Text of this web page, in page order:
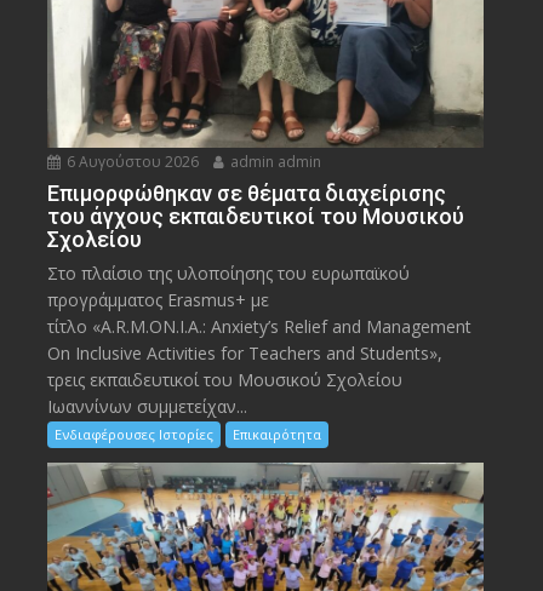
6 Αυγούστου 2026 admin admin
Eπιμορφώθηκαν σε θέματα διαχείρισης
του άγχους εκπαιδευτικοί του Μουσικού
Σχολείου
Στο πλαίσιο της υλοποίησης του ευρωπαϊκού
προγράμματος Erasmus+ με
τίτλο «A.R.M.ON.I.A.: Anxiety’s Relief and Management
On Inclusive Activities for Teachers and Students»,
τρεις εκπαιδευτικοί του Μουσικού Σχολείου
Ιωαννίνων συμμετείχαν...
Ενδιαφέρουσες Ιστορίες Επικαιρότητα